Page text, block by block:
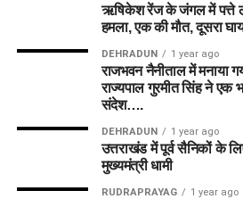
ऋषिकेश रेंज के जंगल में पत्ते
हमला, एक की मौत, दूसरा
DEHRADUN 1 year ago
राजभवन नैनीताल में मनाया
राज्यपाल गुरमीत सिंह ने एक
संदेश….
DEHRADUN 1 year ago
उत्तराखंड में पूर्व सैनिकों के
मुख्यमंत्री धामी
RUDRAPRAYAG 1 year ago